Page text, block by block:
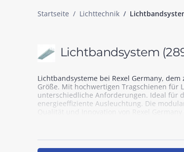
Startseite Lichttechnik
Lichtbandsystem
Lichtbandsysteme bei Rexel Germany,
Größe. Mit hochwertigen Tragschienen für
unterschiedliche Anforderungen. Ideal für
energieeffiziente Ausleuchtung. Die
Qualität und Innovation von Rexel